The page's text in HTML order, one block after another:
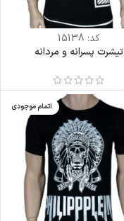
کد: 15138
تیشرت پسرانه و مردانه
اتمام موجودی